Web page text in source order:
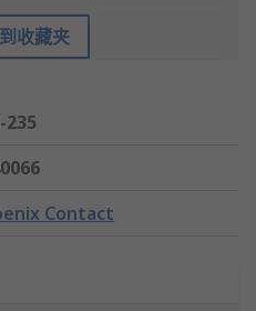
收藏夹
235
Contact